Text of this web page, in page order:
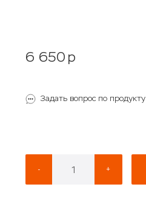
6 650 p
Задать вопрос по продукту
- +